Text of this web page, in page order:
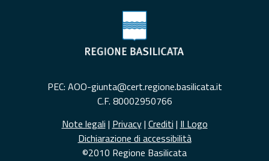
PEC: AOO-giunta@cert.regione.basilicata.it
C.F. 80002950766
Note legali | Privacy| Crediti | Il Logo
Dichiarazione di accessibilità
©2010 Regione Basilicata